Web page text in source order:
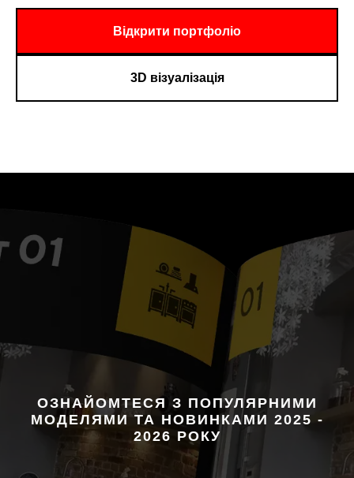
Відкрити портфоліо
3D візуалізація
ОЗНАЙОМТЕСЯ З ПОПУЛЯРНИМИ
МОДЕЛЯМИ ТА НОВИНКАМИ 2025 -
2026 РОКУ